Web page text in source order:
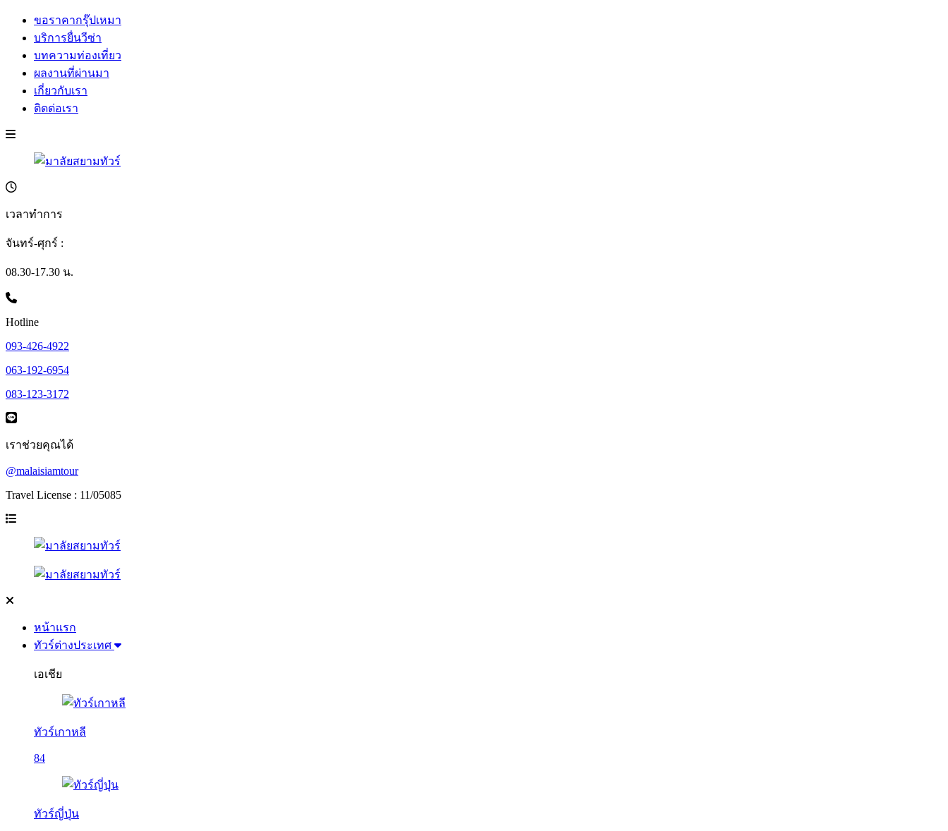
ขอราคากรุ๊ปเหมา
บริการยื่นวีซ่า
บทความท่องเที่ยว
ผลงานที่ผ่านมา
เกี่ยวกับเรา
ติดต่อเรา
เวลาทำการ
จันทร์-ศุกร์ :
08.30-17.30 น.
Hotline
093-426-4922
063-192-6954
083-123-3172
เราช่วยคุณได้
@malaisiamtour
Travel License : 11/05085
หน้าแรก
ทัวร์ต่างประเทศ
เอเชีย
ทัวร์เกาหลี
84
ทัวร์ญี่ปุ่น